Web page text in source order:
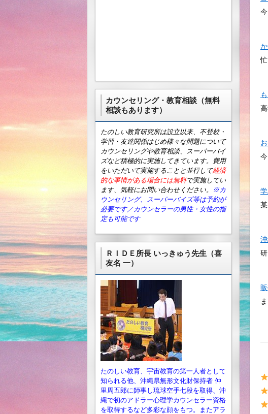
カウンセリング・教育相談（無料
相談もあります）
たのしい教育研究所は設立以来、不登校・
学習・友達関係はじめ様々な問題について
カウンセリングや教育相談、スーパーバイ
ズなど積極的に実施してきています。費用
をいただいて実施することと並行して経済
的な事情がある場合には無料で実施してい
ます、気軽にお問い合わせください。
※カ
ウンセリング、スーパーバイズ等は予約が
必要です／カウンセラーの男性・女性の指
定も可能です
ＲＩＤＥ所長 いっきゅう先生（喜
友名 一）
たのしい教育、宇宙教育の第一人者として
知られる他、沖縄県無形文化財保持者 仲
里周五郎に師事し琉球空手七段を取得、沖
縄で初のアドラー心理学カウンセラー資格
を取得するなど多彩な顔をもつ。またアラ